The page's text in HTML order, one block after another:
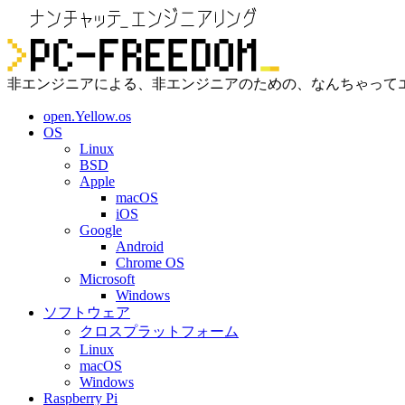
非エンジニアによる、非エンジニアのための、なんちゃって
open.Yellow.os
OS
Linux
BSD
Apple
macOS
iOS
Google
Android
Chrome OS
Microsoft
Windows
ソフトウェア
クロスプラットフォーム
Linux
macOS
Windows
Raspberry Pi